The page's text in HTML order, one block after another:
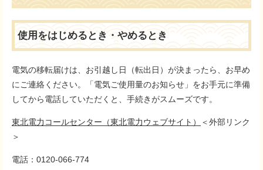
使用をはじめるとき・やめるとき
電気の移転届けは、お引越し日（転出日）が決まったら、お早め
にご連絡ください。「電気ご使用量のお知らせ」をお手元に準備
してから電話していただくと、手続きがスムーズです。
東北電力コールセンター（東北電力ウェブサイト）
＜外部リンク
＞
電話：0120-066-774